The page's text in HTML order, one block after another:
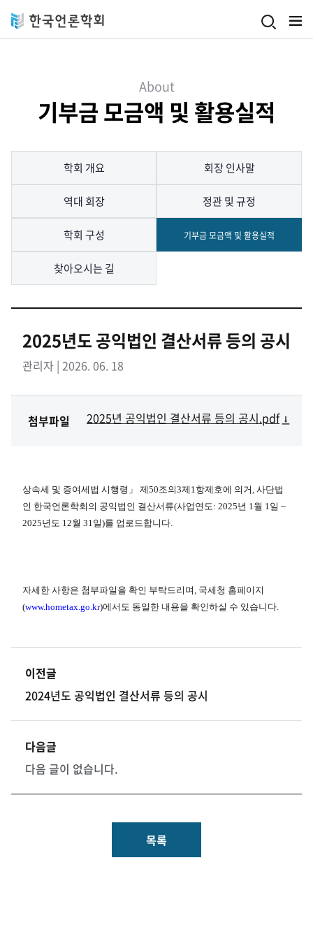
About
기부금 모금액 및 활용실적
학회 개요 회장 인사말
역대 회장 정관 및 규정
학회 구성 기부금 모금액 및 활용실적
찾아오시는 길
2025년도 공익법인 결산서류 등의 공시
관리자 | 2026. 06. 18
첨부파일 2025년 공익법인 결산서류 등의 공시.pdf
상속세 및 증여세법 시행령」 제50조의3제1항제호에 의거, 사단법
인 한국언론학회의 공익법인 결산서류(사업연도: 2025년 1월 1일 ~
2025년도 12월 31일)를 업로드합니다.
자세한 사항은 첨부파일을 확인 부탁드리며, 국세청 홈페이지
(www.hometax.go.kr)에서도 동일한 내용을 확인하실 수 있습니다.
이전글
2024년도 공익법인 결산서류 등의 공시
다음글
다음 글이 없습니다.
목록